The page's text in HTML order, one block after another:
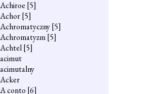
Achiroe [5]
Achor[5]
Achromatyczny[5]
Achromatyzm[5]
Achtel[5]
acimut
acimutalny
Acker
A conto [6]